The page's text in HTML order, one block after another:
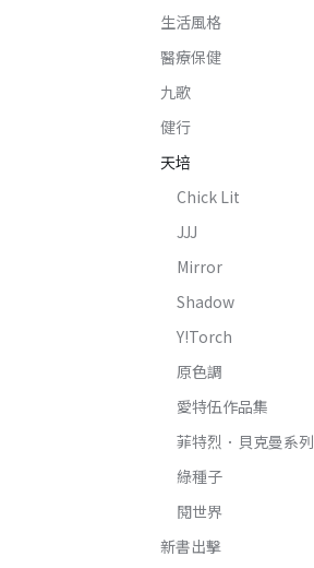
生活風格
醫療保健
九歌
健行
天培
Chick Lit
JJJ
Mirror
Shadow
Y!Torch
原色調
愛特伍作品集
菲特烈．貝克曼系列
綠種子
閱世界
新書出擊